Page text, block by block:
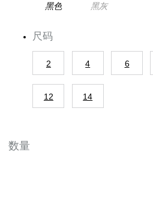
黑色 黑灰
尺码
2 4 6
12 14
数量